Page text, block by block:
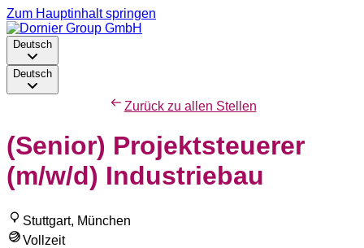
Zum Hauptinhalt springen
Deutsch
Deutsch
Zurück zu allen Stellen
(Senior) Projektsteuerer
(m/w/d) Industriebau
Stuttgart, München
Vollzeit